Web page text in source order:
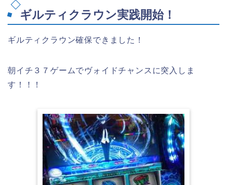
ギルティクラウン実践開始！
ギルティクラウン確保できました！
朝イチ３７ゲームでヴォイドチャンスに突入しま
す！！！